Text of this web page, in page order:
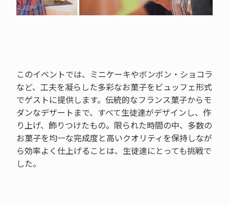
このイベントでは、ミニケーキやボンボン・ショコラ
など、工夫を凝らした多彩なお菓子をビュッフェ形式
でゲストに提供します。伝統的なフランス菓子からモ
ダンなデザートまで、すべて生徒達がデザインし、作
り上げ、飾りつけたもの。限られた時間の中、多数の
お菓子を均一な完成度と高いクオリティを保持しなが
ら効率よく仕上げることは、生徒達にとっても挑戦で
した。